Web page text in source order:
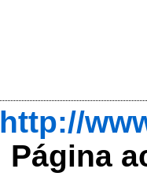
http://
Página